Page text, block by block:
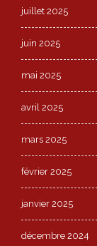
juillet 2025
juin 2025
mai 2025
avril 2025
mars 2025
février 2025
janvier 2025
décembre 2024